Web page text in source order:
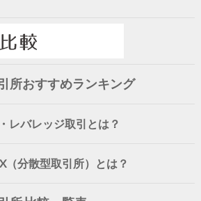
所おすすめランキング
レバレッジ取引とは？
（分散型取引所）とは？